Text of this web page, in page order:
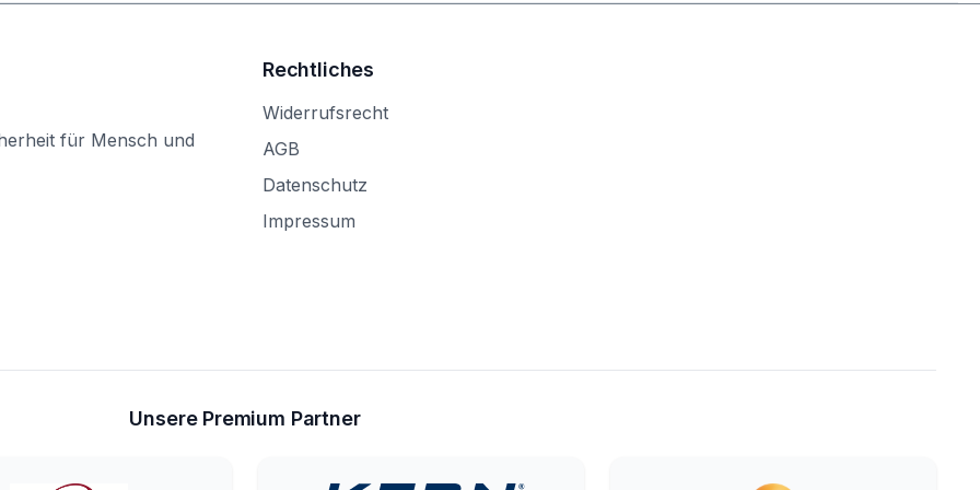
für Mensch und
Rechtliches
Widerrufsrecht
AGB
Datenschutz
Impressum
Unsere Premium Partner